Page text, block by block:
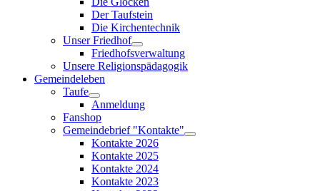
Der Taufstein
Die Kirchentechnik
Unser Friedhof
Friedhofsverwaltung
Unsere Religionspädagogik
Gemeindeleben
Taufe
Anmeldung
Fanshop
Gemeindebrief "Kontakte"
Kontakte 2026
Kontakte 2025
Kontakte 2024
Kontakte 2023